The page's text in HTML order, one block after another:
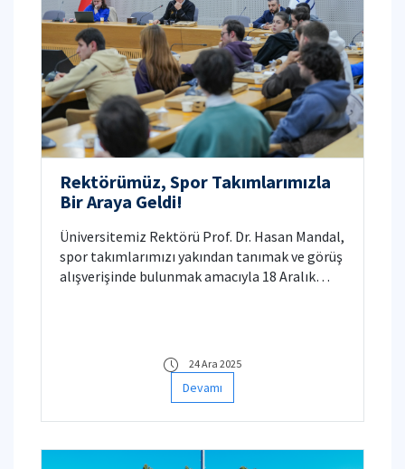
Rektörümüz, Spor Takımlarımızla
Bir Araya Geldi!
Üniversitemiz Rektörü Prof. Dr. Hasan Mandal,
spor takımlarımızı yakından tanımak ve görüş
alışverişinde bulunmak amacıyla 18 Aralık
24 Ara 2025
Devamı